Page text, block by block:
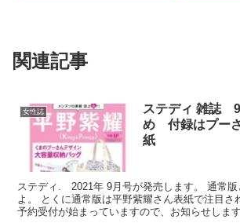
関連記事
女性誌
ステディ 雑誌
め 付録はプー
紙
ステディ. 2021年 9月号が発売します。 通常版
よ。 とくに通常版は平野紫耀さん表紙で注目さ
予約受付が始まっていますので、お知らせしま